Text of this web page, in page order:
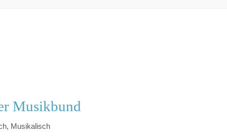
Musikbund
Musikalisch